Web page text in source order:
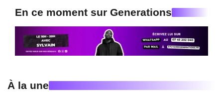
En ce moment sur Generations
À la une